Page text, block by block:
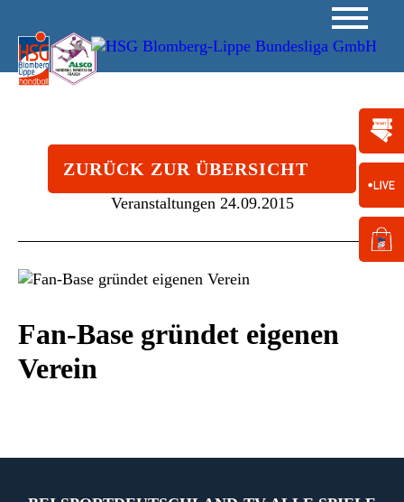
ZURÜCK ZUR ÜBERSICHT
Veranstaltungen 24.09.2015
Fan-Base gründet eigenen
Verein